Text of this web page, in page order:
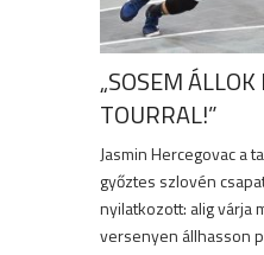
„SOSEM
TOURRAL!”
Jasmin Hercegovac a
győztes szlovén
nyilatkozott: alig várja
versenyen állhasson